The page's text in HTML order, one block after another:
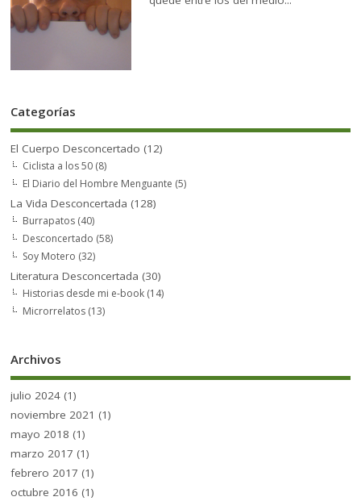
Categorías
El Cuerpo Desconcertado (12)
Ciclista a los 50 (8)
El Diario del Hombre Menguante (5)
La Vida Desconcertada (128)
Burrapatos (40)
Desconcertado (58)
Soy Motero (32)
Literatura Desconcertada (30)
Historias desde mi e-book (14)
Microrrelatos (13)
Archivos
julio 2024 (1)
noviembre 2021 (1)
mayo 2018 (1)
marzo 2017 (1)
febrero 2017 (1)
octubre 2016 (1)